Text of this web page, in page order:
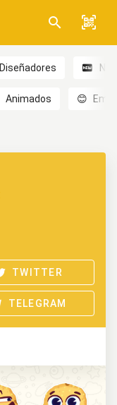
Diseñadores
Animados 😊
TWITTER
TELEGRAM